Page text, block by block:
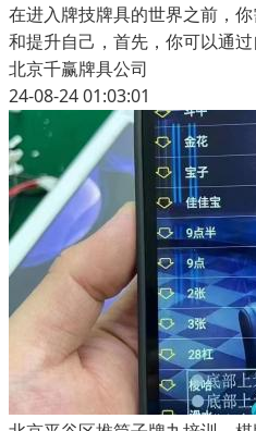
在进入牌技牌具的世界之前，
和提升自己，首先，你可以通
北京千赢牌具公司
24-08-24 01:03:01